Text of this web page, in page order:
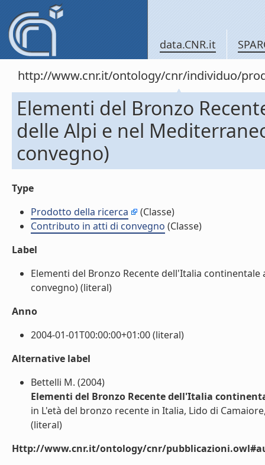
data.CNR.it
http://www.cnr.it/ontology/cnr/individuo/
Elementi del Bronzo
delle Alpi e nel
convegno)
Type
Prodotto della ricerca
(Classe)
Contributo in atti di convegno (Classe)
Label
Elementi del Bronzo Recente dell'Italia
convegno) (literal)
Anno
2004-01-01T00:00:00+01:00 (literal)
Alternative label
Bettelli M. (2004)
Elementi del Bronzo Recente dell'Italia
in L'età del bronzo recente in Italia, Lido di
(literal)
Http://www.cnr.it/ontology/cnr/